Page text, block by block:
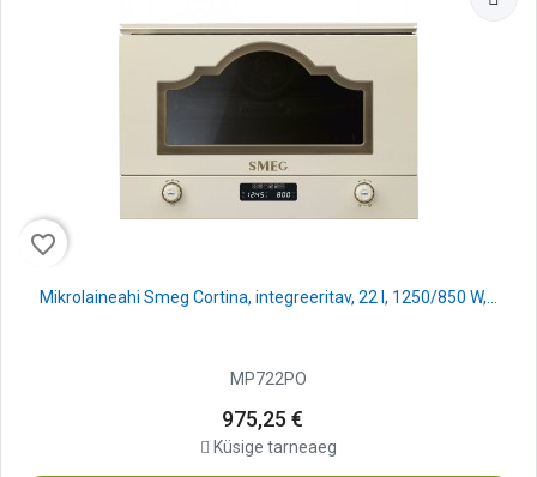
favorite_border
Mikrolaineahi Smeg Cortina, integreeritav, 22 l, 1250/850 W,...
MP722PO
975,25 €
Küsige tarneaeg